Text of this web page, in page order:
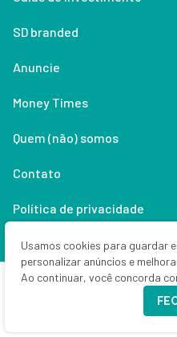
SD branded
Anuncie
Money Times
Quem (não) somos
Contato
Política de privacidade
Lifestyle
Copyright © 2026 Seu Dinheiro.
CNPJ: 33.523.405/0001-63
Usamos cookies para guardar
personalizar anúncios e
Ao continuar, você concorda